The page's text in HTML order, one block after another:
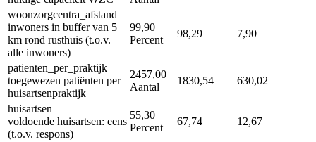
woonzorgcentra_afstand
inwoners in buffer van 5
km rond rusthuis (t.o.v.
alle inwoners)
99,90
Percent
98,29 7,90
patienten_per_praktijk
toegewezen patiënten per
huisartsenpraktijk
2457,00
Aantal
1830,54 630,02
huisartsen
voldoende huisartsen: eens
(t.o.v. respons)
55,30
Percent
67,74 12,67